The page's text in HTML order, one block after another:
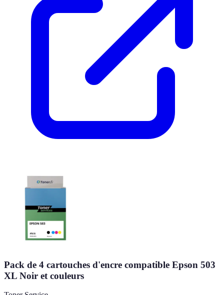
Pack de 4 cartouches d'encre compatible Epson 503
XL Noir et couleurs